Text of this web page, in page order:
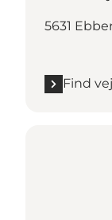
5631
Find vej